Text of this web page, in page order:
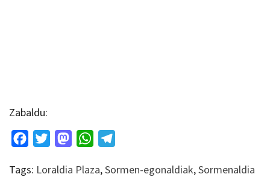
Zabaldu:
FacebookTwitterMastodonWhatsApp
Tags: Loraldia Plaza,Sormen-egonaldiak,Sormenaldia